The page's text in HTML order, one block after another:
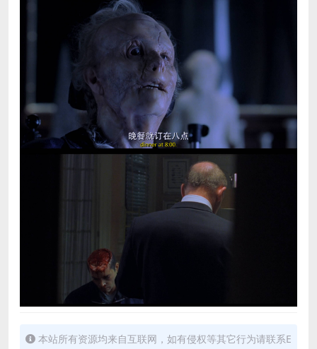
本站所有资源均来自互联网，如有侵权等其它行为请联系E